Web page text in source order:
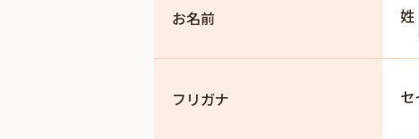
お名前 姓
フリガナ セ